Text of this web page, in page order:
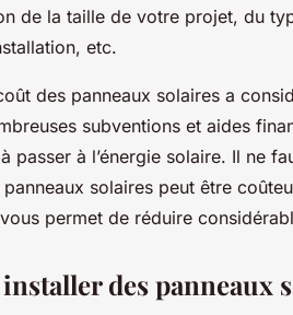
de la taille de votre projet, du
etc.
des panneaux solaires a
subventions et aides
passer à l’énergie solaire. Il ne
panneaux solaires peut être
permet de réduire
des panneaux